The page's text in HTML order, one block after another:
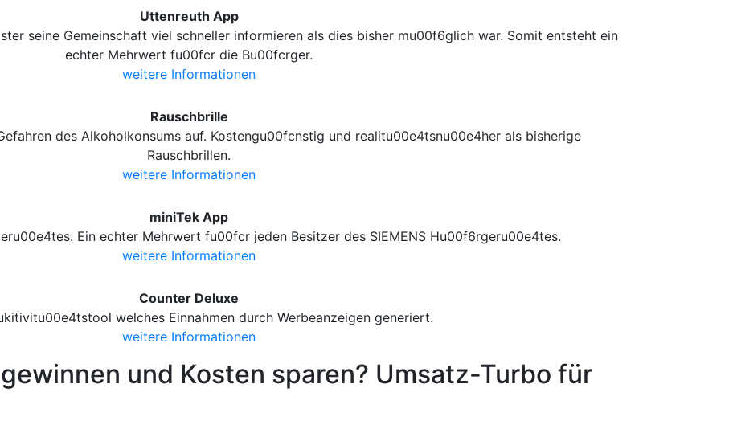
Uttenreuth App
seine Gemeinschaft viel schneller informieren als dies bisher mu00f6glich war. Somit entsteht ein
echter Mehrwert fu00fcr die Bu00fcrger.
weitere Informationen
Rauschbrille
des Alkoholkonsums auf. Kostengu00fcnstig und realitu00e4tsnu00e4her als bisherige
Rauschbrillen.
weitere Informationen
miniTek App
Ein echter Mehrwert fu00fcr jeden Besitzer des SIEMENS Hu00f6rgeru00e4tes.
weitere Informationen
Counter Deluxe
welches Einnahmen durch Werbeanzeigen generiert.
weitere Informationen
und Kosten sparen? Umsatz-Turbo für